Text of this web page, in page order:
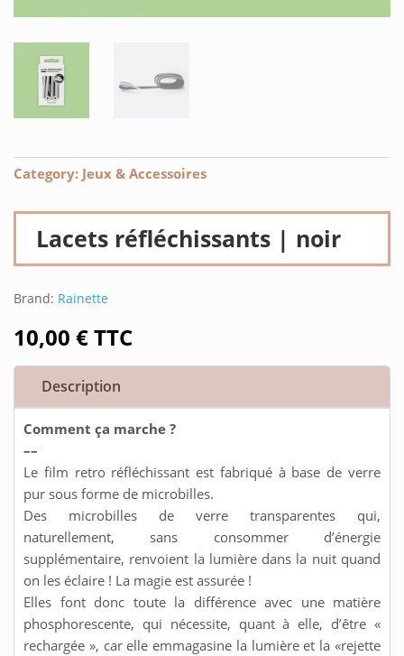
Category: Jeux & Accessoires
Lacets réfléchissants | noir
Brand: Rainette
10,00 €TTC
Description
Comment ça marche ?
––
Le film retro réfléchissant est fabriqué à base de verre
pur sous forme de microbilles.
Des microbilles de verre transparentes qui,
naturellement, sans consommer d’énergie
supplémentaire, renvoient la lumière dans la nuit quand
on les éclaire ! La magie est assurée !
Elles font donc toute la différence avec une matière
phosphorescente, qui nécessite, quant à elle, d’être «
rechargée », car elle emmagasine la lumière et la «rejette